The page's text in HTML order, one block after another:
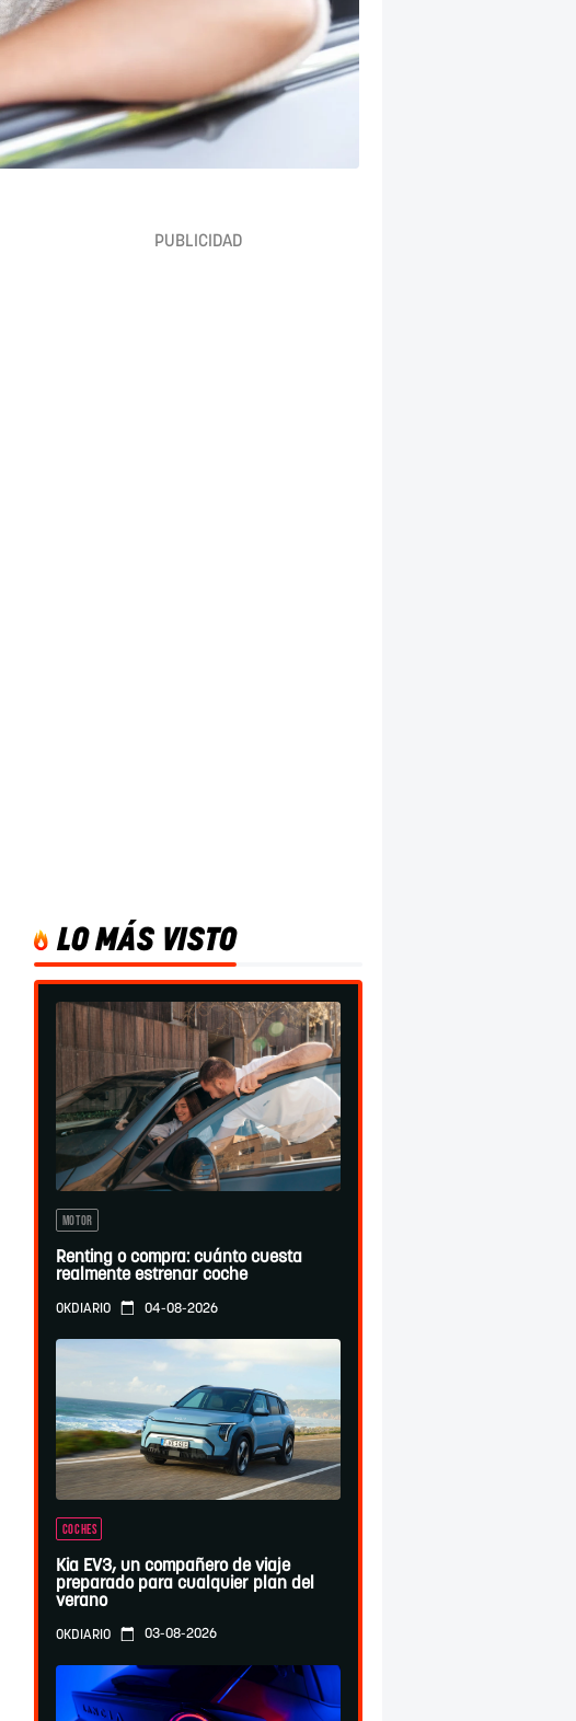
LO MÁS VISTO
MOTOR
Renting o compra: cuánto cuesta
realmente estrenar coche
OKDIARIO 04-08-2026
COCHES
Kia EV3, un compañero de viaje
preparado para cualquier plan del
verano
OKDIARIO 03-08-2026